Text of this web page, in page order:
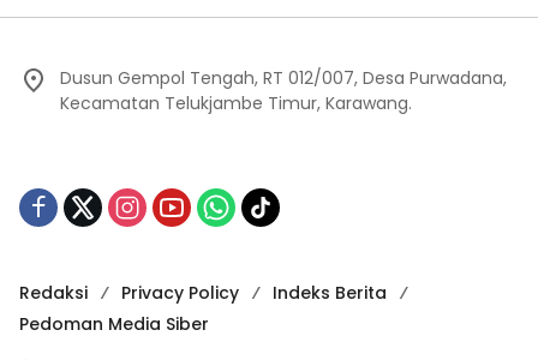
Dusun Gempol Tengah, RT 012/007, Desa Purwadana,
Kecamatan Telukjambe Timur, Karawang.
Redaksi Privacy Policy
Indeks Berita
Pedoman Media Siber